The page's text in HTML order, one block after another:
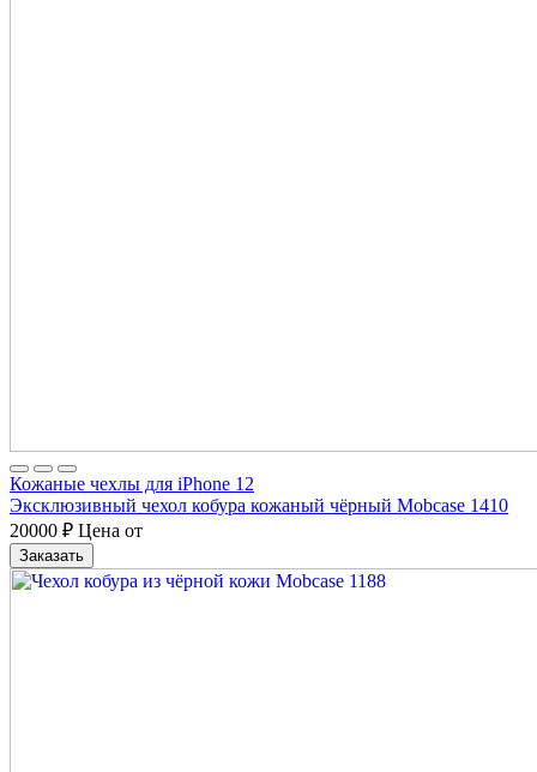
Кожаные чехлы для iPhone 12
Эксклюзивный чехол кобура кожаный чёрный Mobcase 1410
20000 ₽ Цена от
Заказать